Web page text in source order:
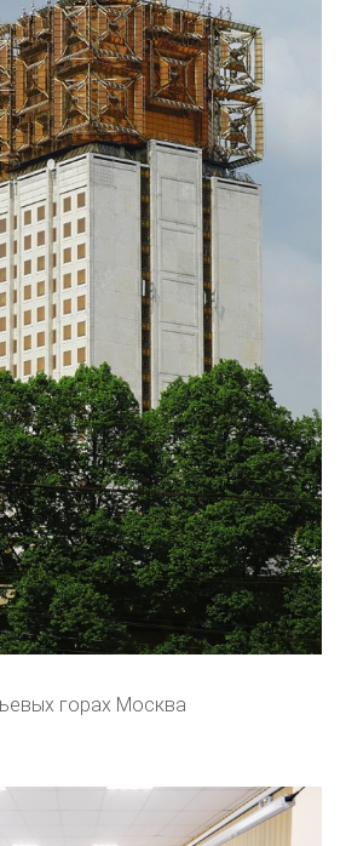
горах Москва